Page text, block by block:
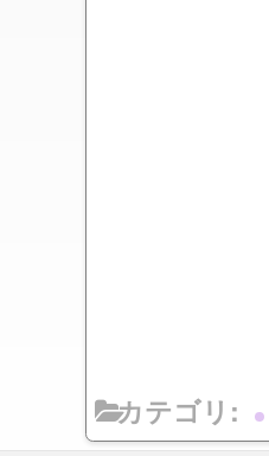
カテゴリ: